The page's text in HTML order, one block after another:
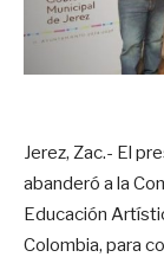
Jerez, Zac.- El
abanderó a la
Educación
Colombia, para